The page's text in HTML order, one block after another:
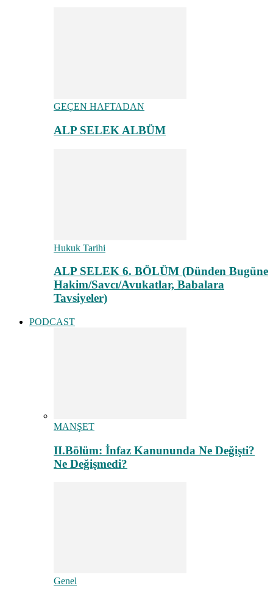
GEÇEN HAFTADAN
ALP SELEK ALBÜM
Hukuk Tarihi
ALP SELEK 6. BÖLÜM (Dünden Bugüne
Hakim/Savcı/Avukatlar, Babalara
Tavsiyeler)
PODCAST
MANŞET
II.Bölüm: İnfaz Kanununda Ne Değişti?
Ne Değişmedi?
Genel